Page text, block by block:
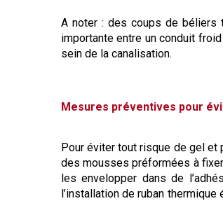
A noter : des coups de béliers
importante entre un conduit
sein de la canalisation.
Mesures préventives pour
Pour éviter tout risque de gel et
des mousses préformées à
les envelopper dans de
l’installation de ruban